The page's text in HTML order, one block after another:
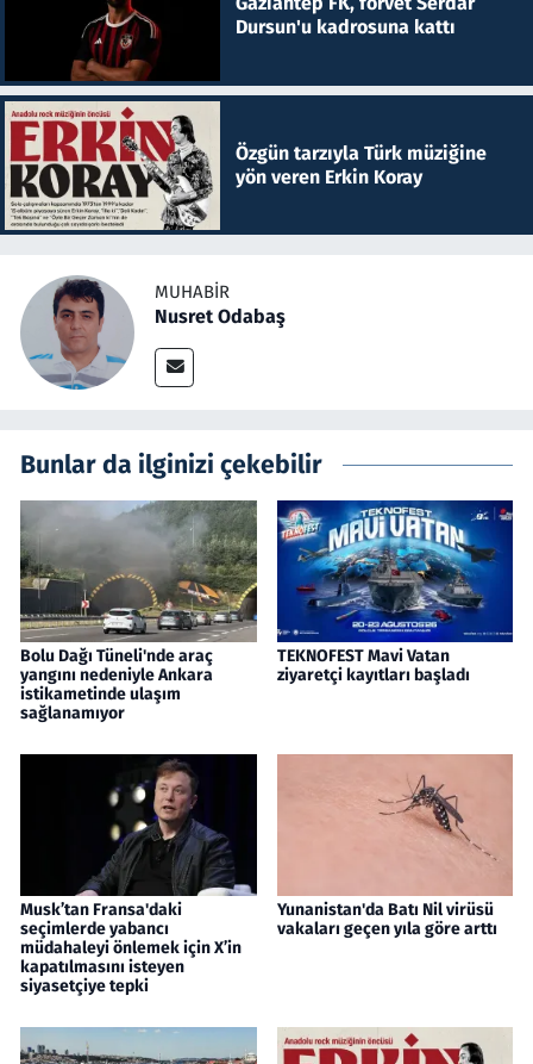
Dursun'u kadrosuna kattı
Özgün tarzıyla Türk müziğine
yön veren Erkin Koray
MUHABIR
Nusret Odabaş
Bunlar da ilginizi çekebilir
Bolu Dağı Tüneli'nde araç
yangını nedeniyle Ankara
istikametinde ulaşım
sağlanamıyor
TEKNOFEST Mavi Vatan
ziyaretçi kayıtları başladı
Musk’tan Fransa'daki
seçimlerde yabancı
müdahaleyi önlemek için X’in
kapatılmasını isteyen
siyasetçiye tepki
Yunanistan'da Batı Nil virüsü
vakaları geçen yıla göre arttı